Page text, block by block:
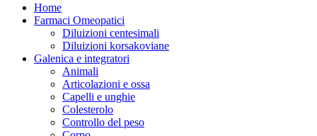
Home
Farmaci Omeopatici
Diluizioni centesimali
Diluizioni korsakoviane
Galenica e integratori
Animali
Articolazioni e ossa
Capelli e unghie
Colesterolo
Controllo del peso